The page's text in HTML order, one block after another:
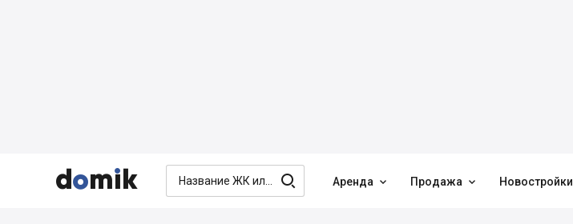


  Аренда  Продажа  Новостройки